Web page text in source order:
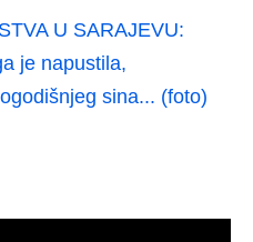
U SARAJEVU:
je napustila,
sina... (foto)